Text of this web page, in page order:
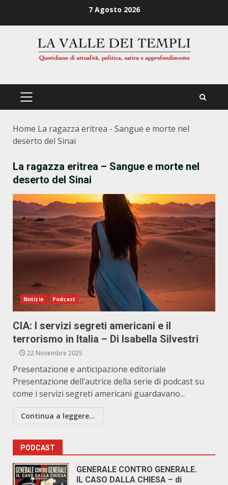
7 Agosto 2026
PRIMÄRES
Home La ragazza eritrea - Sangue e morte nel
deserto del Sinai
La ragazza eritrea – Sangue e morte nel
deserto del Sinai
Notizie Podcast
CIA: I servizi segreti americani e il
terrorismo in Italia – Di Isabella Silvestri
22 Novembre 2025
Presentazione e anticipazione editoriale
Presentazione dell’autrice della serie di podcast su
come i servizi segreti americani guardavano...
Continua a leggere...
PODCAST
GENERALE CONTRO GENERALE.
IL CASO DALLA CHIESA – di